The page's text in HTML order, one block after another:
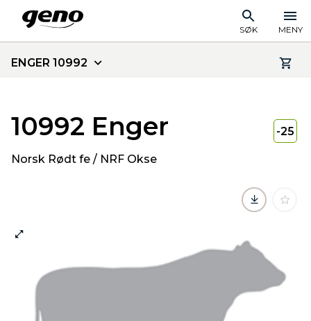
SØK MENY
ENGER 10992
10992 Enger
Norsk Rødt fe / NRF Okse
-25